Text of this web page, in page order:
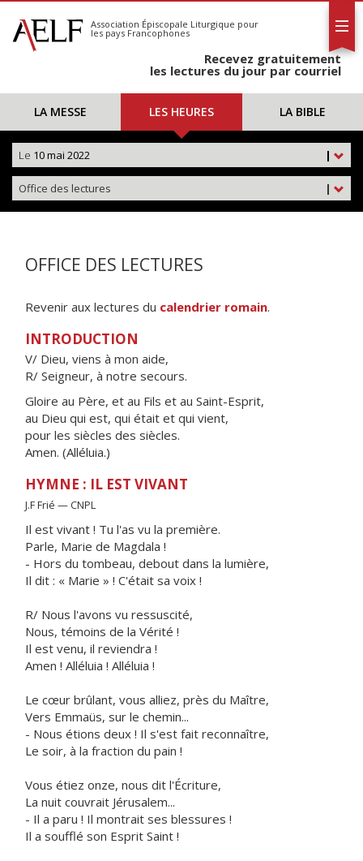
S'abonner
Calendrier
Association Épiscopale Liturgique pour
les pays Francophones
Recevez gratuitement
les lectures du jour par courriel
LA MESSE LES HEURES LA BIBLE
|
Le 10 mai 2022
|
Office des lectures
OFFICE DES LECTURES
Revenir aux lectures du calendrier romain.
INTRODUCTION
V/ Dieu, viens à mon aide,
R/ Seigneur, à notre secours.
Gloire au Père, et au Fils et au Saint-Esprit,
au Dieu qui est, qui était et qui vient,
pour les siècles des siècles.
Amen. (Alléluia.)
HYMNE : IL EST VIVANT
J.F Frié — CNPL
Il est vivant ! Tu l'as vu la première.
Parle, Marie de Magdala !
- Hors du tombeau, debout dans la lumière,
Il dit : « Marie » ! C'était sa voix !
R/ Nous l'avons vu ressuscité,
Nous, témoins de la Vérité !
Il est venu, il reviendra !
Amen ! Alléluia ! Alléluia !
Le cœur brûlant, vous alliez, près du Maître,
Vers Emmaüs, sur le chemin...
- Nous étions deux ! Il s'est fait reconnaître,
Le soir, à la fraction du pain !
Vous étiez onze, nous dit l'Écriture,
La nuit couvrait Jérusalem...
- Il a paru ! Il montrait ses blessures !
Il a soufflé son Esprit Saint !